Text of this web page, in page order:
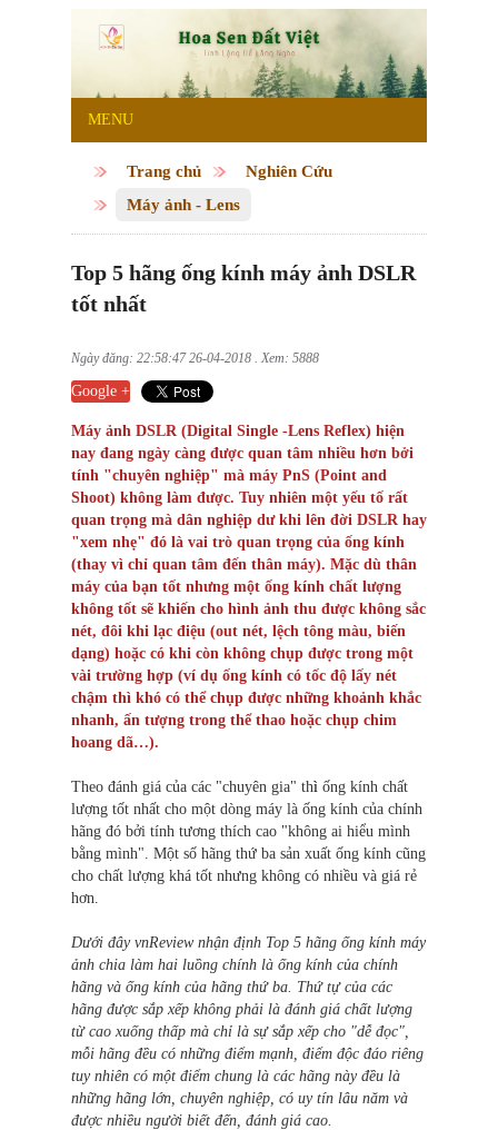
MENU
Trang chủ
Nghiên Cứu
Máy ảnh - Lens
Top 5 hãng ống kính máy ảnh DSLR
tốt nhất
Ngày đăng: 22:58:47 26-04-2018 . Xem: 5888
Google +
Máy ảnh DSLR (Digital Single -Lens Reflex) hiện
nay đang ngày càng được quan tâm nhiều hơn bởi
tính "chuyên nghiệp" mà máy PnS (Point and
Shoot) không làm được. Tuy nhiên một yếu tố rất
quan trọng mà dân nghiệp dư khi lên đời DSLR hay
"xem nhẹ" đó là vai trò quan trọng của ống kính
(thay vì chỉ quan tâm đến thân máy). Mặc dù thân
máy của bạn tốt nhưng một ống kính chất lượng
không tốt sẽ khiến cho hình ảnh thu được không sắc
nét, đôi khi lạc điệu (out nét, lệch tông màu, biến
dạng) hoặc có khi còn không chụp được trong một
vài trường hợp (ví dụ ống kính có tốc độ lấy nét
chậm thì khó có thể chụp được những khoảnh khắc
nhanh, ấn tượng trong thể thao hoặc chụp chim
hoang dã…).
Theo đánh giá của các "chuyên gia" thì ống kính chất
lượng tốt nhất cho một dòng máy là ống kính của chính
hãng đó bởi tính tương thích cao "không ai hiểu mình
bằng mình". Một số hãng thứ ba sản xuất ống kính cũng
cho chất lượng khá tốt nhưng không có nhiều và giá rẻ
hơn.
Dưới đây vnReview nhận định Top 5 hãng ống kính máy
ảnh chia làm hai luồng chính là ống kính của chính
hãng và ống kính của hãng thứ ba. Thứ tự của các
hãng được sắp xếp không phải là đánh giá chất lượng
từ cao xuống thấp mà chỉ là sự sắp xếp cho "dễ đọc",
mỗi hãng đều có những điểm mạnh, điểm độc đáo riêng
tuy nhiên có một điểm chung là các hãng này đều là
những hãng lớn, chuyên nghiệp, có uy tín lâu năm và
được nhiều người biết đến, đánh giá cao.